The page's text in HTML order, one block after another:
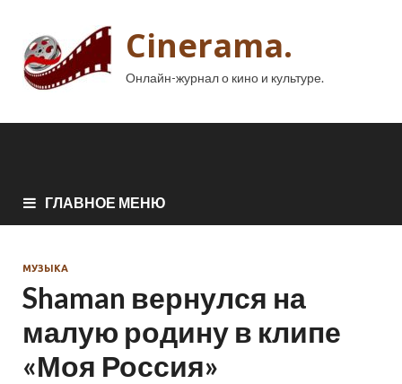
Cinerama.
Онлайн-журнал о кино и культуре.
ГЛАВНОЕ МЕНЮ
МУЗЫКА
Shaman вернулся на
малую родину в клипе
«Моя Россия»